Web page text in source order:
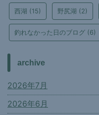
西湖 (15) 野尻湖 (2)
釣れなかった日のブログ (6)
archive
2026年7月
2026年6月